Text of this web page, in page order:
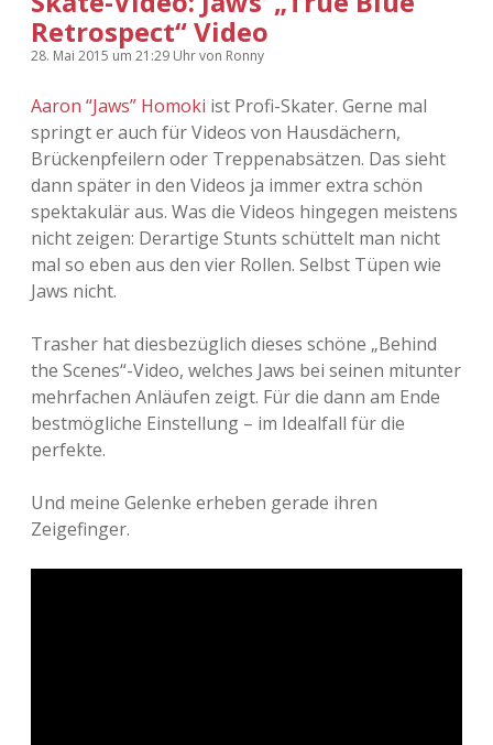
Retrospect“ Video
28. Mai 2015 um 21:29 Uhrvon Ronny
Aaron “Jaws” Homoki ist Profi-Skater. Gerne mal
springt er auch für Videos von Hausdächern,
Brückenpfeilern oder Treppenabsätzen. Das sieht
dann später in den Videos ja immer extra schön
spektakulär aus. Was die Videos hingegen meistens
nicht zeigen: Derartige Stunts schüttelt man nicht
mal so eben aus den vier Rollen. Selbst Tüpen wie
Jaws nicht.
Trasher hat diesbezüglich dieses schöne „Behind
the Scenes“-Video, welches Jaws bei seinen mitunter
mehrfachen Anläufen zeigt. Für die dann am Ende
bestmögliche Einstellung – im Idealfall für die
perfekte.
Und meine Gelenke erheben gerade ihren
Zeigefinger.